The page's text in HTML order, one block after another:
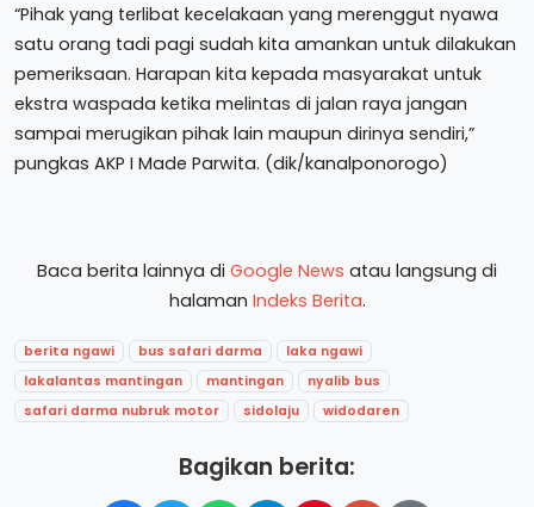
“Pihak yang terlibat kecelakaan yang merenggut nyawa
satu orang tadi pagi sudah kita amankan untuk dilakukan
pemeriksaan. Harapan kita kepada masyarakat untuk
ekstra waspada ketika melintas di jalan raya jangan
sampai merugikan pihak lain maupun dirinya sendiri,”
pungkas AKP I Made Parwita. (dik/kanalponorogo)
Baca berita lainnya di Google News atau langsung di
halaman Indeks Berita.
berita ngawi bus safari darma
laka ngawi
lakalantas mantingan
mantingan
nyalib bus
safari darma nubruk motor
sidolaju widodaren
Bagikan berita: